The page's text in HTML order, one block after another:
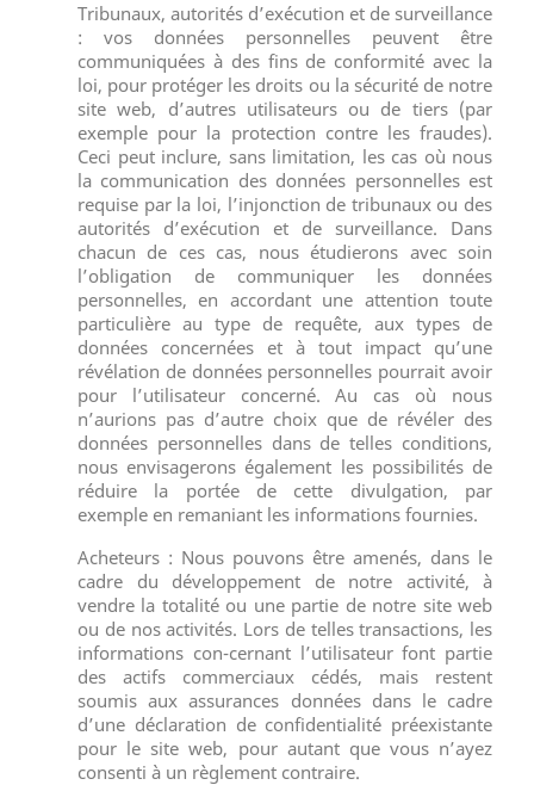
Tribunaux, autorités d’exécution et de surveillance
: vos données personnelles peuvent être
communiquées à des fins de conformité avec la
loi, pour protéger les droits ou la sécurité de notre
site web, d’autres utilisateurs ou de tiers (par
exemple pour la protection contre les fraudes).
Ceci peut inclure, sans limitation, les cas où nous
la communication des données personnelles est
requise par la loi, l’injonction de tribunaux ou des
autorités d’exécution et de surveillance. Dans
chacun de ces cas, nous étudierons avec soin
l’obligation de communiquer les données
personnelles, en accordant une attention toute
particulière au type de requête, aux types de
données concernées et à tout impact qu’une
révélation de données personnelles pourrait avoir
pour l’utilisateur concerné. Au cas où nous
n’aurions pas d’autre choix que de révéler des
données personnelles dans de telles conditions,
nous envisagerons également les possibilités de
réduire la portée de cette divulgation, par
exemple en remaniant les informations fournies.
Acheteurs : Nous pouvons être amenés, dans le
cadre du développement de notre activité, à
vendre la totalité ou une partie de notre site web
ou de nos activités. Lors de telles transactions, les
informations con-cernant l’utilisateur font partie
des actifs commerciaux cédés, mais restent
soumis aux assurances données dans le cadre
d’une déclaration de confidentialité préexistante
pour le site web, pour autant que vous n’ayez
consenti à un règlement contraire.